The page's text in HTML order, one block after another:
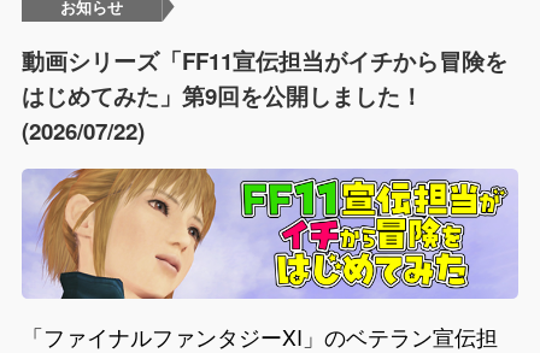
お知らせ
動画シリーズ「FF11宣伝担当がイチから冒険を
はじめてみた」第9回を公開しました！
(2026/07/22)
「ファイナルファンタジーXI」のベテラン宣伝担